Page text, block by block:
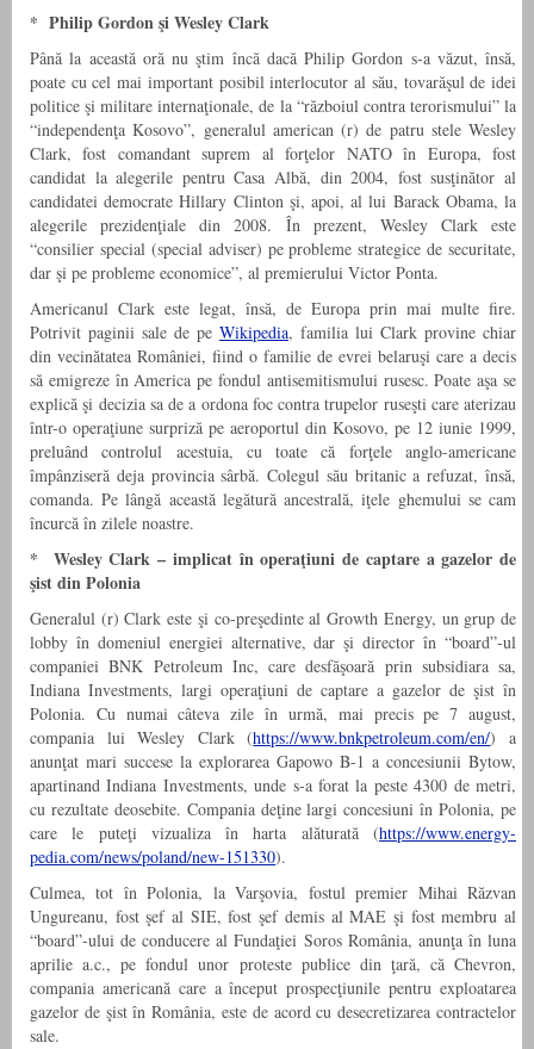
* Philip Gordon şi Wesley Clark
Până la această oră nu ştim încă dacă Philip Gordon s-a văzut, însă,
poate cu cel mai important posibil interlocutor al său, tovarăşul de idei
politice şi militare internaţionale, de la “războiul contra terorismului” la
“independenţa Kosovo”, generalul american (r) de patru stele Wesley
Clark, fost comandant suprem al forţelor NATO în Europa, fost
candidat la alegerile pentru Casa Albă, din 2004, fost susţinător al
candidatei democrate Hillary Clinton şi, apoi, al lui Barack Obama, la
alegerile prezidenţiale din 2008. În prezent, Wesley Clark este
“consilier special (special adviser) pe probleme strategice de securitate,
dar şi pe probleme economice”, al premierului Victor Ponta.
Americanul Clark este legat, însă, de Europa prin mai multe fire.
Potrivit paginii sale de pe Wikipedia, familia lui Clark provine chiar
din vecinătatea României, fiind o familie de evrei belaruşi care a decis
să emigreze în America pe fondul antisemitismului rusesc. Poate aşa se
explică şi decizia sa de a ordona foc contra trupelor ruseşti care aterizau
într-o operaţiune surpriză pe aeroportul din Kosovo, pe 12 iunie 1999,
preluând controlul acestuia, cu toate că forţele anglo-americane
împânziseră deja provincia sârbă. Colegul său britanic a refuzat, însă,
comanda. Pe lângă această legătură ancestrală, iţele ghemului se cam
încurcă în zilele noastre.
* Wesley Clark – implicat în operaţiuni de captare a gazelor de
şist din Polonia
Generalul (r) Clark este şi co-preşedinte al Growth Energy, un grup de
lobby în domeniul energiei alternative, dar şi director în “board”-ul
companiei BNK Petroleum Inc, care desfăşoară prin subsidiara sa,
Indiana Investments, largi operaţiuni de captare a gazelor de şist în
Polonia. Cu numai câteva zile în urmă, mai precis pe 7 august,
compania lui Wesley Clark (https://www.bnkpetroleum.com/en/) a
anunţat mari succese la explorarea Gapowo B-1 a concesiunii Bytow,
apartinand Indiana Investments, unde s-a forat la peste 4300 de metri,
cu rezultate deosebite. Compania deţine largi concesiuni în Polonia, pe
care le puteţi vizualiza în harta alăturată (https://www.energy-
pedia.com/news/poland/new-151330).
Culmea, tot în Polonia, la Varşovia, fostul premier Mihai Răzvan
Ungureanu, fost şef al SIE, fost şef demis al MAE şi fost membru al
“board”-ului de conducere al Fundaţiei Soros România, anunţa în luna
aprilie a.c., pe fondul unor proteste publice din ţară, că Chevron,
compania americană care a început prospecţiunile pentru exploatarea
gazelor de şist în România, este de acord cu desecretizarea contractelor
sale.